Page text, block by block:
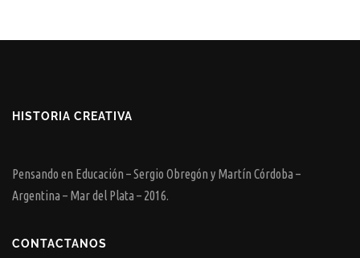
HISTORIA CREATIVA
Pensando en Educación – Sergio Obregón y Martín Córdoba –
Argentina – Mar del Plata – 2016.
CONTACTANOS